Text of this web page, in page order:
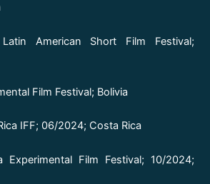
American Short Film Festival;
Film Festival; Bolivia
IFF; 06/2024; Costa Rica
Experimental Film Festival; 10/2024;